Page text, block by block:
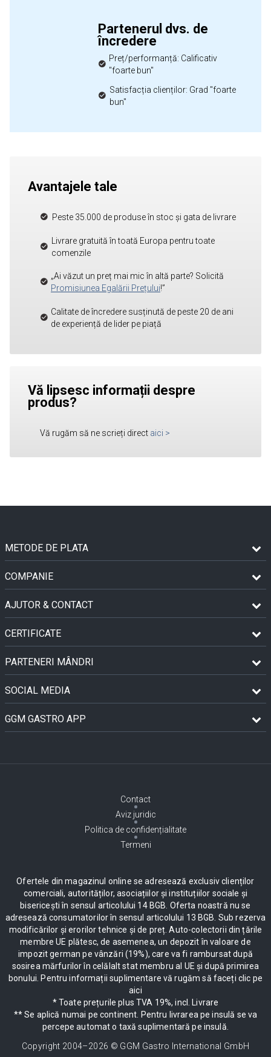
Partenerul dvs. de
încredere
Preț/performanță: Calificativ
"foarte bun"
Satisfacția clienților: Grad "foarte
bun"
Avantajele tale
Peste 35.000 de produse în stoc și gata de livrare
Livrare gratuită în toată Europa pentru toate
comenzile
„Ai văzut un preț mai mic în altă parte? Solicită
Promisiunea Egalării Prețului!”
Calitate de încredere susținută de peste 20 de ani
de experiență de lider pe piață
Vă lipsesc informații despre
produs?
Vă rugăm să ne scrieți direct aici >
METODE DE PLATA
COMPANIE
AJUTOR & CONTACT
CERTIFICATE
PARTENERI MÂNDRI
SOCIAL MEDIA
GGM GASTRO APP
Contact
Aviz juridic
Politica de confidențialitate
Termeni
Ofertele din magazinul online se adresează exclusiv clienților
comerciali, autorităților, asociațiilor și instituțiilor sociale și
bisericești în sensul articolului 14 BGB. Oferta noastră nu se
adresează consumatorilor în sensul articolului 13 BGB. Sub rezerva
modificărilor și erorilor tehnice și de preț. Auto-colectorii din țările
membre UE plătesc, de asemenea, un depozit în valoare de
impozit german pe vânzări (19%), care va fi rambursat după
sosirea mărfurilor în celălalt stat membru al UE și după primirea
bonului. Pentru informații suplimentare vă rugăm să faceți clic pe
aici
* Toate prețurile plus TVA 19%, incl. Livrare
** Se aplică numai pe continent. Pentru livrarea pe insulă se va
percepe automat o taxă suplimentară pe insulă.
Copyright 2004–2026 © GGM Gastro International GmbH